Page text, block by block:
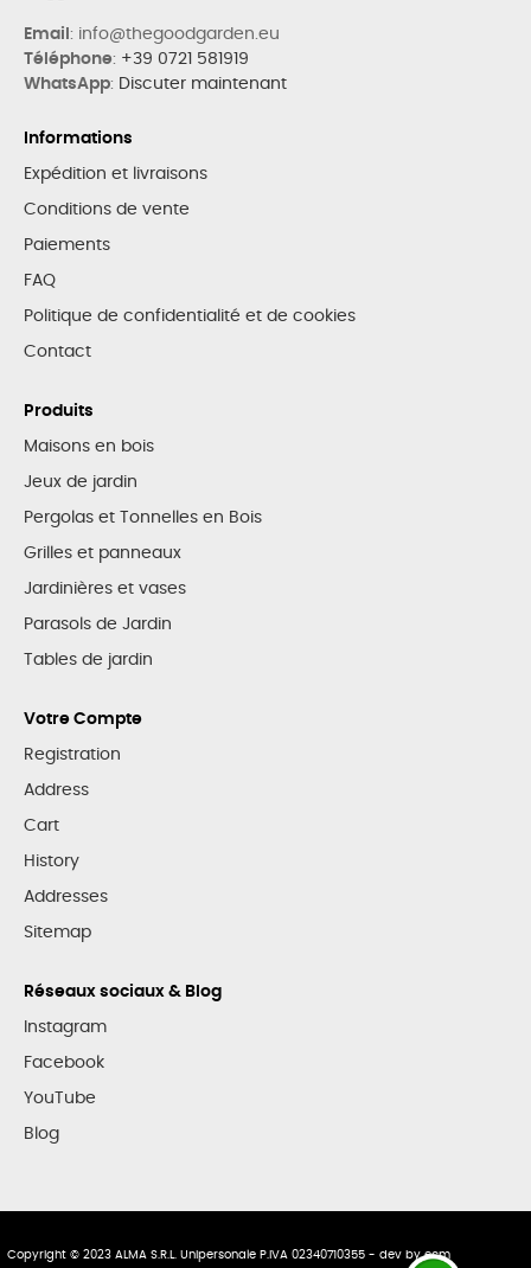
Email : info@thegoodgarden.eu
Téléphone: +39 0721 581919
WhatsApp: Discuter maintenant
Informations
Expédition et livraisons
Conditions de vente
Paiements
FAQ
Politique de confidentialité et de cookies
Contact
Produits
Maisons en bois
Jeux de jardin
Pergolas et Tonnelles en Bois
Grilles et panneaux
Jardinières et vases
Parasols de Jardin
Tables de jardin
Votre Compte
Registration
Address
Cart
History
Addresses
Sitemap
Réseaux sociaux & Blog
Instagram
Facebook
YouTube
Blog
Copyright © 2023 ALMA S.R.L. Unipersonale P.IVA 02340710355 - dev byecm